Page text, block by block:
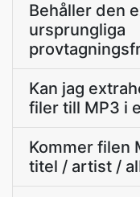
Behåller den
ursprungliga
Kan jag
filer till MP3 i
Kommer filen
titel / artist /